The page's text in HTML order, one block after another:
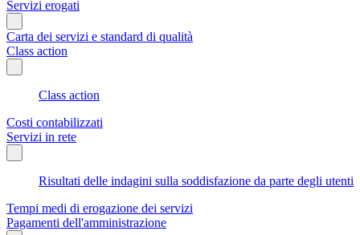
Servizi erogati
Carta dei servizi e standard di qualità
Class action
Class action
Costi contabilizzati
Servizi in rete
Risultati delle indagini sulla soddisfazione da parte degli utenti
Tempi medi di erogazione dei servizi
Pagamenti dell'amministrazione